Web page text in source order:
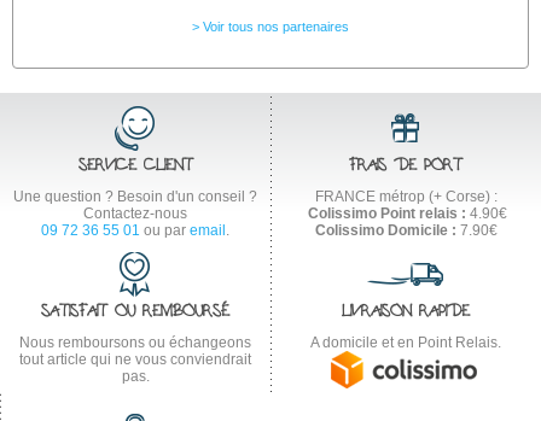
Voir tous nos partenaires
SERVICE CLIENT
Une question ? Besoin d'un conseil ?
Contactez-nous
09 72 36 55 01 ou par email .
FRAIS DE PORT
FRANCE métrop (+ Corse) :
Colissimo Point relais : 4.90€
Colissimo Domicile : 7.90€
SATISFAIT OU REMBOURSÉ
Nous remboursons ou échangeons
tout article qui ne vous conviendrait
pas.
LIVRAISON RAPIDE
A domicile et en Point Relais.